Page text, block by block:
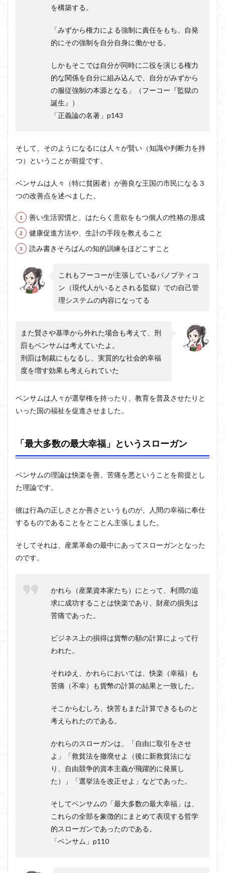
を構築する。
「みずから権力による強制に責任をもち、自発
的にその強制を自分自身に働かせる。
しかもそこでは自分が同時に二役を演じる権力
的な関係を自分に組み込んで、自分がみずから
の服従強制の本源となる」（フーコー『監獄の
誕生』）
「正義論の名著」p143
そして、そのようになるには人々が賢い（知識や判断力を持
つ）ということが前提です。
ベンサムは人々（特に貧困者）が善良な王国の市民になる３
つの改善点を述べました。
善い生活習慣と、はたらく意欲をもつ個人の性格の形成
健康促進方法や、生計の手段を教えること
読み書きそろばんの知的訓練をほどこすこと
これもフーコーが主張しているパノプティコ
ン（現代人がいるとされる監獄）での自己管
理システムの内容になってる
また賢さや基準から外れた場合も考えて、刑
罰もベンサムは考えていたよ。
刑罰は制裁にもなるし、実質的な社会的幸福
度を増す効果も考えられていた
ベンサムは人々が選挙権を持ったり、教育を普及させたりと
いった国の福祉を促進させました。
「最大多数の最大幸福」というスローガン
ベンサムの理論は快楽を善、苦痛を悪ということを前提とし
た理論です。
彼は行為の正しさとか善さというものが、人間の幸福に奉仕
するものであることをとことん主張しました。
そしてそれは、産業革命の最中にあってスローガンとなった
のです。
かれら（産業資本家たち）にとって、利潤の追
求に成功することは快楽であり、財産の損失は
苦痛であった。
ビジネス上の損得は貨幣の額の計算によって行
われた。
それゆえ、かれらにおいては、快楽（幸福）も
苦痛（不幸）も貨幣の計算の結果と一致した。
そこからむしろ、快苦もまた計算できるものと
考えられたのである。
かれらのスローガンは、「自由に取引をさせ
よ」「救貧法を撤廃せよ（後に新救貧法にな
り、自由競争的資本主義が飛躍的に発展し
た）」「選挙法を改正せよ」などであった。
そしてベンサムの「最大多数の最大幸福」は、
これらの全部を象徴的にまとめて表現する哲学
的スローガンであったのである。
「ベンサム」p110